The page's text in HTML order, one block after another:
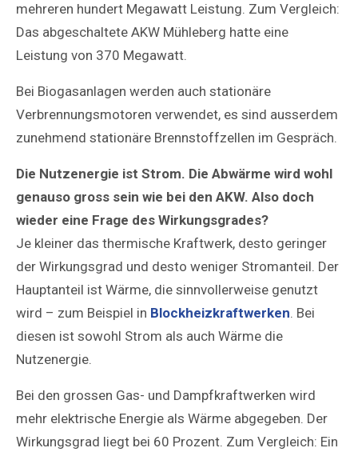
mehreren hundert Megawatt Leistung. Zum Vergleich:
Das abgeschaltete AKW Mühleberg hatte eine
Leistung von 370 Megawatt.
Bei Biogasanlagen werden auch stationäre
Verbrennungsmotoren verwendet, es sind ausserdem
zunehmend stationäre Brennstoffzellen im Gespräch.
Die Nutzenergie ist Strom. Die Abwärme wird wohl
genauso gross sein wie bei den AKW. Also doch
wieder eine Frage des Wirkungsgrades?
Je kleiner das thermische Kraftwerk, desto geringer
der Wirkungsgrad und desto weniger Stromanteil. Der
Hauptanteil ist Wärme, die sinnvollerweise genutzt
wird – zum Beispiel in Blockheizkraftwerken. Bei
diesen ist sowohl Strom als auch Wärme die
Nutzenergie.
Bei den grossen Gas- und Dampfkraftwerken wird
mehr elektrische Energie als Wärme abgegeben. Der
Wirkungsgrad liegt bei 60 Prozent. Zum Vergleich: Ein